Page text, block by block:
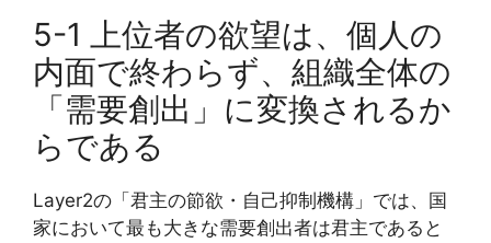
5-1 上位者の欲望は、個人の
内面で終わらず、組織全体の
「需要創出」に変換されるか
らである
Layer2の「君主の節欲・自己抑制機構」では、国
家において最も大きな需要創出者は君主であると